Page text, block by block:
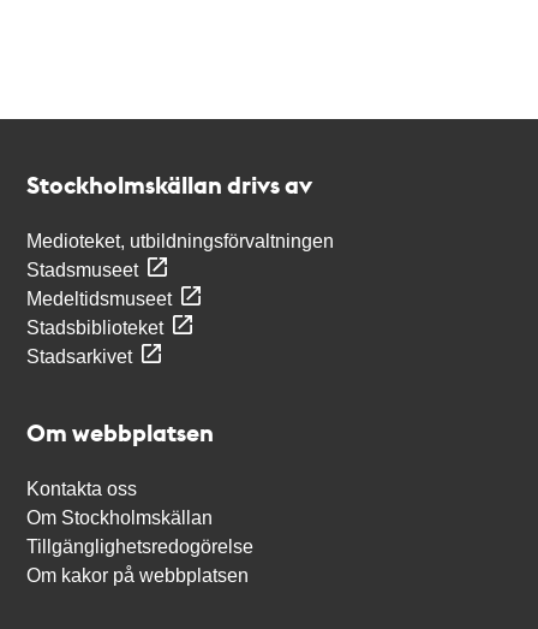
Stockholmskällan drivs av
Medioteket, utbildningsförvaltningen
Stadsmuseet
Medeltidsmuseet
Stadsbiblioteket
Stadsarkivet
Om webbplatsen
Kontakta oss
Om Stockholmskällan
Tillgänglighetsredogörelse
Om kakor på webbplatsen